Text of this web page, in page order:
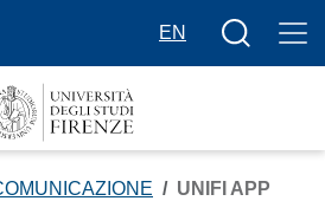
EN
Bottone
UNIFI APP